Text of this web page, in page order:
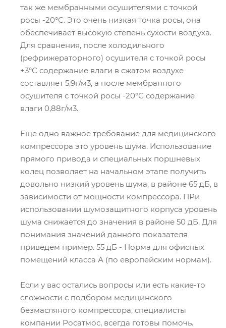
так же мембранными осушителями с точкой
росы -20°С. Это очень низкая точка росы, она
обеспечивает высокую степень сухости воздуха.
Для сравнения, после холодильного
(рефрижераторного) осушителя с точкой росы
+3°С содержание влаги в сжатом воздухе
составляет 5,9г/м3, а после мембранного
осушителя с точкой росы -20°С содержание
влаги 0,88г/м3.
Еще одно важное требование для медицинского
компрессора это уровень шума. Использование
прямого привода и специальных поршневых
колец позволяет на начальном этапе получить
довольно низкий уровень шума, в районе 65 дБ, в
зависимости от мощности компрессора. ПРи
использовании шумозащитного корпуса уровень
шума снижается до значения в районе 50 дБ. Для
понимания значений данного показателя
приведем пример. 55 дБ - Норма для офисных
помещений класса А (по европейским нормам).
Если у вас остались вопросы или есть какие-то
сложности с подбором медицинского
безмасляного компрессора, специалисты
компании Росатмос, всегда готовы помочь.